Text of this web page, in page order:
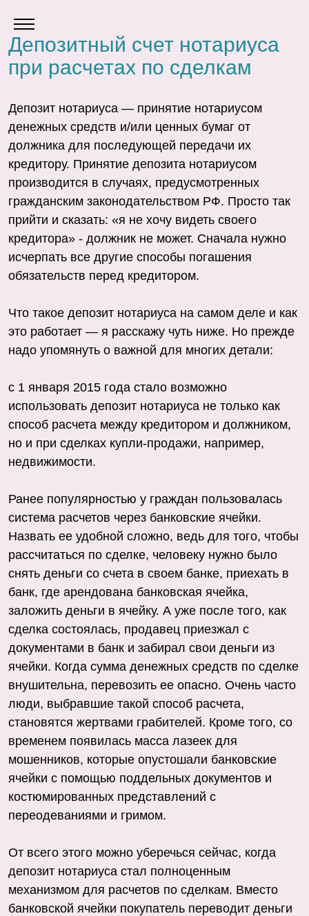
Депозитный счет нотариуса
при расчетах по сделкам
Депозит нотариуса — принятие нотариусом
денежных средств и/или ценных бумаг от
должника для последующей передачи их
кредитору. Принятие депозита нотариусом
производится в случаях, предусмотренных
гражданским законодательством РФ. Просто так
прийти и сказать: «я не хочу видеть своего
кредитора» - должник не может. Сначала нужно
исчерпать все другие способы погашения
обязательств перед кредитором.
Что такое депозит нотариуса на самом деле и как
это работает — я расскажу чуть ниже. Но прежде
надо упомянуть о важной для многих детали:
с 1 января 2015 года стало возможно
использовать депозит нотариуса не только как
способ расчета между кредитором и должником,
но и при сделках купли-продажи, например,
недвижимости.
Ранее популярностью у граждан пользовалась
система расчетов через банковские ячейки.
Назвать ее удобной сложно, ведь для того, чтобы
рассчитаться по сделке, человеку нужно было
снять деньги со счета в своем банке, приехать в
банк, где арендована банковская ячейка,
заложить деньги в ячейку. А уже после того, как
сделка состоялась, продавец приезжал с
документами в банк и забирал свои деньги из
ячейки. Когда сумма денежных средств по сделке
внушительна, перевозить ее опасно. Очень часто
люди, выбравшие такой способ расчета,
становятся жертвами грабителей. Кроме того, со
временем появилась масса лазеек для
мошенников, которые опустошали банковские
ячейки с помощью поддельных документов и
костюмированных представлений с
переодеваниями и гримом.
От всего этого можно уберечься сейчас, когда
депозит нотариуса стал полноценным
механизмом для расчетов по сделкам. Вместо
банковской ячейки покупатель переводит деньги